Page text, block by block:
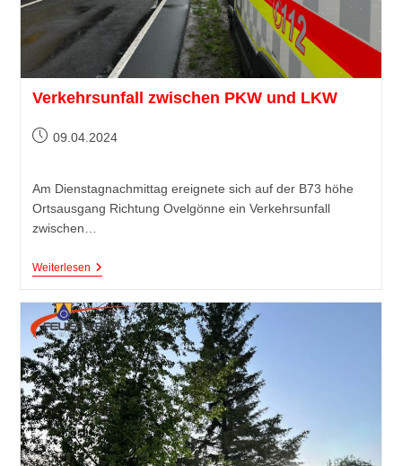
Verkehrsunfall zwischen PKW und LKW
09.04.2024
Am Dienstagnachmittag ereignete sich auf der B73 höhe
Ortsausgang Richtung Ovelgönne ein Verkehrsunfall
zwischen…
Weiterlesen